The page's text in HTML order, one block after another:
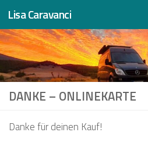
Zum Inhalt springen
Lisa Caravanci
DANKE – ONLINEKARTE
Danke für deinen Kauf!